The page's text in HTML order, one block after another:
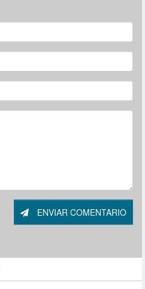
ENVIAR COMENTARIO